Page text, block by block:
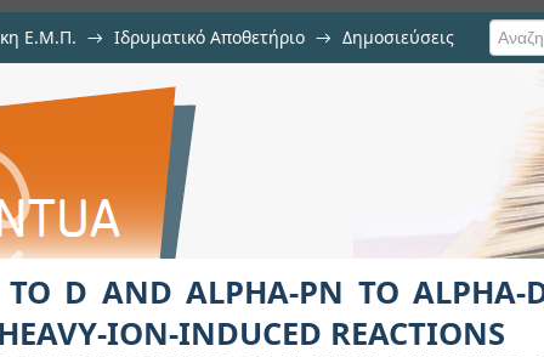
Ε.Μ.Π. → Ιδρυματικό Αποθετήριο → Δημοσιεύσεις
PN TO ALPHA-D EMISSION
D AND ALPHA-PN TO ALPHA-
ION-INDUCED REACTIONS